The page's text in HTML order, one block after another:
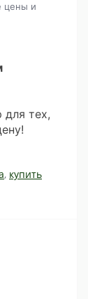
цены и
для тех,
, купить